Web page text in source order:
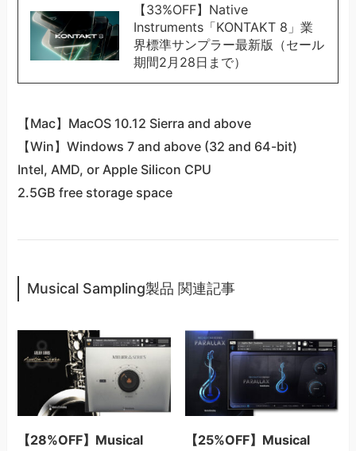
【33%OFF】Native
Instruments「KONTAKT 8」業
界標準サンプラー最新版（セール
期間2月28日まで）
【Mac】MacOS 10.12 Sierra and above
【Win】Windows 7 and above (32 and 64-bit)
Intel, AMD, or Apple Silicon CPU
2.5GB free storage space
Musical Sampling製品 関連記事
【28%OFF】Musical 【25%OFF】Musical